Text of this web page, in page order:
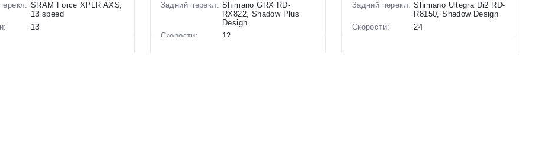
SRAM Force XPLR AXS,
13 speed
13
Задний перекл: Shimano GRX RD-
RX822, Shadow Plus
Design
Скорости:
12
Задний перекл: Shimano Ultegra Di2 RD-
R8150, Shadow Design
Скорости:
24